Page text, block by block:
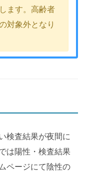
ます。高齢者
対象外となり
検査結果が夜間に
は陽性・検査結果
ページにて陰性の